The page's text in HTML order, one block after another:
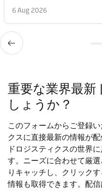
6 Aug 2026
重要な業界最
しょうか？
このフォームからご登録
クスに直接最新の情報が
ドロジスティクスの世界
す。ニーズに合わせて厳
りキャッチし、クリック
情報も取得できます。配信